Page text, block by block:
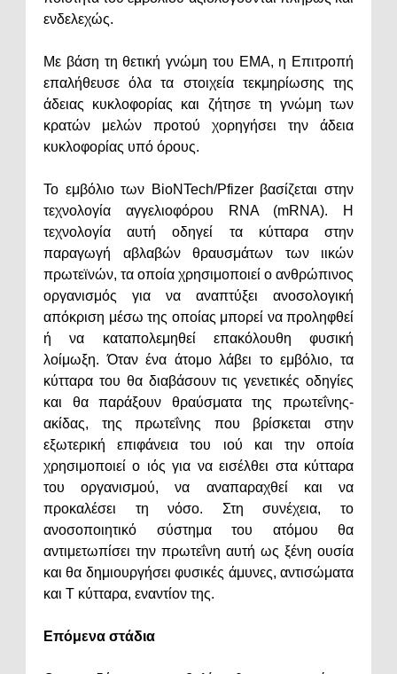
ενδελεχώς.
Με βάση τη θετική γνώμη του ΕΜΑ, η Επιτροπή
επαλήθευσε όλα τα στοιχεία τεκμηρίωσης της
άδειας κυκλοφορίας και ζήτησε τη γνώμη των
κρατών μελών προτού χορηγήσει την άδεια
κυκλοφορίας υπό όρους.
Το εμβόλιο των BioNTech/Pfizer βασίζεται στην
τεχνολογία αγγελιοφόρου RNA (mRNA). Η
τεχνολογία αυτή οδηγεί τα κύτταρα στην
παραγωγή αβλαβών θραυσμάτων των ιικών
πρωτεϊνών, τα οποία χρησιμοποιεί ο ανθρώπινος
οργανισμός για να αναπτύξει ανοσολογική
απόκριση μέσω της οποίας μπορεί να προληφθεί
ή να καταπολεμηθεί επακόλουθη φυσική
λοίμωξη. Όταν ένα άτομο λάβει το εμβόλιο, τα
κύτταρα του θα διαβάσουν τις γενετικές οδηγίες
και θα παράξουν θραύσματα της πρωτεΐνης-
ακίδας, της πρωτεΐνης που βρίσκεται στην
εξωτερική επιφάνεια του ιού και την οποία
χρησιμοποιεί ο ιός για να εισέλθει στα κύτταρα
του οργανισμού, να αναπαραχθεί και να
προκαλέσει τη νόσο. Στη συνέχεια, το
ανοσοποιητικό σύστημα του ατόμου θα
αντιμετωπίσει την πρωτεΐνη αυτή ως ξένη ουσία
και θα δημιουργήσει φυσικές άμυνες, αντισώματα
και T κύτταρα, εναντίον της.
Επόμενα στάδια